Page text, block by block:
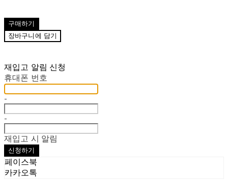
구매하기
장바구니에 담기
재입고 알림 신청
휴대폰 번호
-
-
재입고 시 알림
신청하기
페이스북
카카오톡